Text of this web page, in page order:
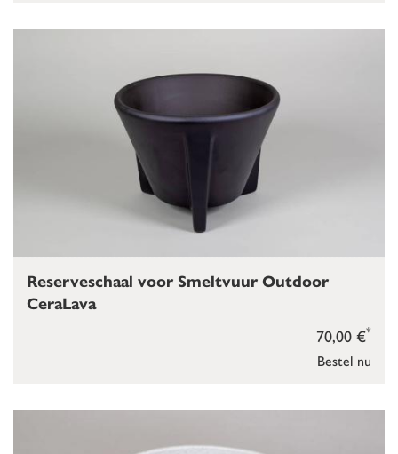
Bestel nu
70,00 €*
Reserveschaal voor Smeltvuur Outdoor
CeraLava